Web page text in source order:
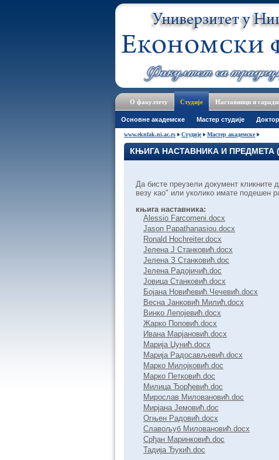
О факултету Студије Наставници и
Основне академске Мастер студије
www.eknfak.ni.ac.rs Студије Мастер академске
КЊИГА НАСТАВНИКА И ПРЕДМЕТА
Да бисте преузели документ кликните
везу као" или уколико имате подешен
књига наставника:
Alessio Farcomeni.docx
Jason Papathanasiou.docx
Ronald Hochreiter.docx
Јелена Ј Станковић.docx
Јелена З Станковић.doc
Јелена Радојичић.doc
Јовица Станковић.docx
Бојана Новићевић Чечевић.docx
Весна Јанковић Милић.docx
Винко Лепојевић.docx
Жарко Поповић.docx
Ивана Марјановић.docx
Марија Џунић.docx
Марија Радосављевић.docx
Марко Милојковић.doc
Марко Петковић.doc
Милица Ђорђевић.doc
Мирослав Миловановић.doc
Мирјана Јемовић.doc
Огњен Радовић.docx
Славољуб Миловановић.docx
Срђан Маринковић.doc
Тадија Ђукић.doc